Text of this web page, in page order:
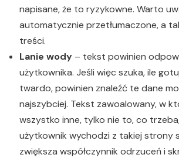
napisane, że to ryzykowne. Warto
automatycznie przetłumaczone, a
treści.
Lanie wody – tekst powinien
użytkownika. Jeśli więc szuka, ile
twardo, powinien znaleźć te dane
najszybciej. Tekst zawoalowany, w
wszystko inne, tylko nie to, co
użytkownik wychodzi z takiej strony
zwiększa współczynnik odrzuceń i